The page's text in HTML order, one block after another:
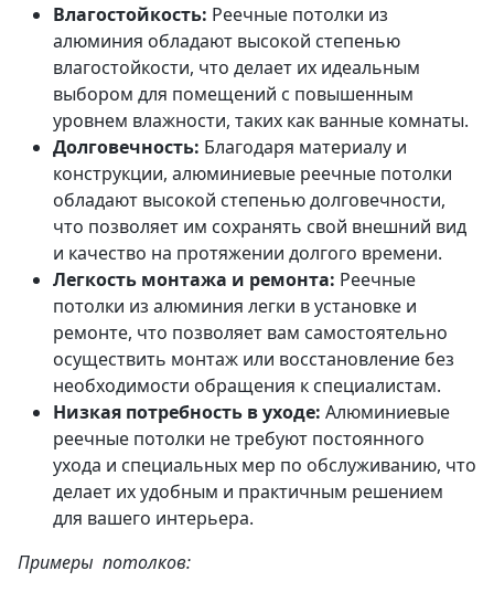
Влагостойкость: Реечные потолки из
алюминия обладают высокой степенью
влагостойкости, что делает их идеальным
выбором для помещений с повышенным
уровнем влажности, таких как ванные комнаты.
Долговечность: Благодаря материалу и
конструкции, алюминиевые реечные потолки
обладают высокой степенью долговечности,
что позволяет им сохранять свой внешний вид
и качество на протяжении долгого времени.
Легкость монтажа и ремонта: Реечные
потолки из алюминия легки в установке и
ремонте, что позволяет вам самостоятельно
осуществить монтаж или восстановление без
необходимости обращения к специалистам.
Низкая потребность в уходе: Алюминиевые
реечные потолки не требуют постоянного
ухода и специальных мер по обслуживанию, что
делает их удобным и практичным решением
для вашего интерьера.
Примеры потолков: